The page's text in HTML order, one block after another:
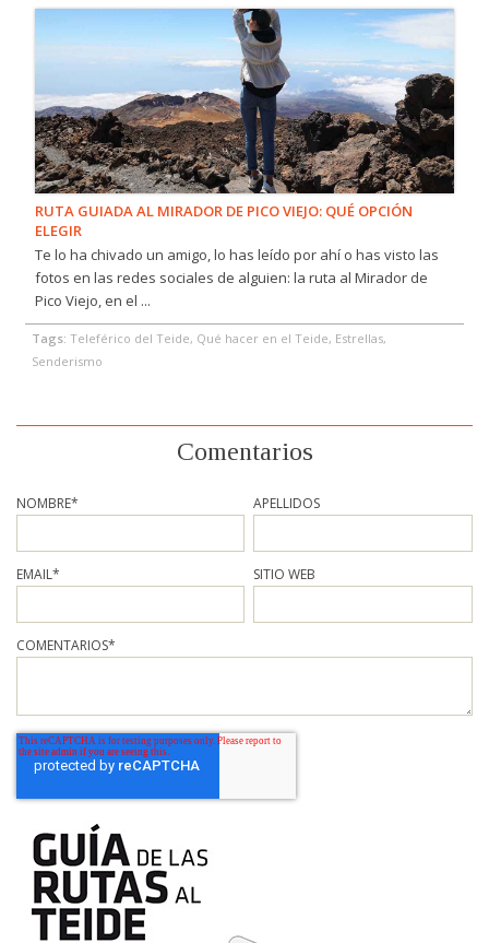
RUTA GUIADA AL MIRADOR DE PICO VIEJO: QUÉ OPCIÓN
ELEGIR
Te lo ha chivado un amigo, lo has leído por ahí o has visto las
fotos en las redes sociales de alguien: la ruta al Mirador de
Pico Viejo, en el ...
Tags: Teleférico del Teide, Qué hacer en el Teide, Estrellas,
Senderismo
Comentarios
NOMBRE* APELLIDOS
EMAIL* SITIO WEB
COMENTARIOS*